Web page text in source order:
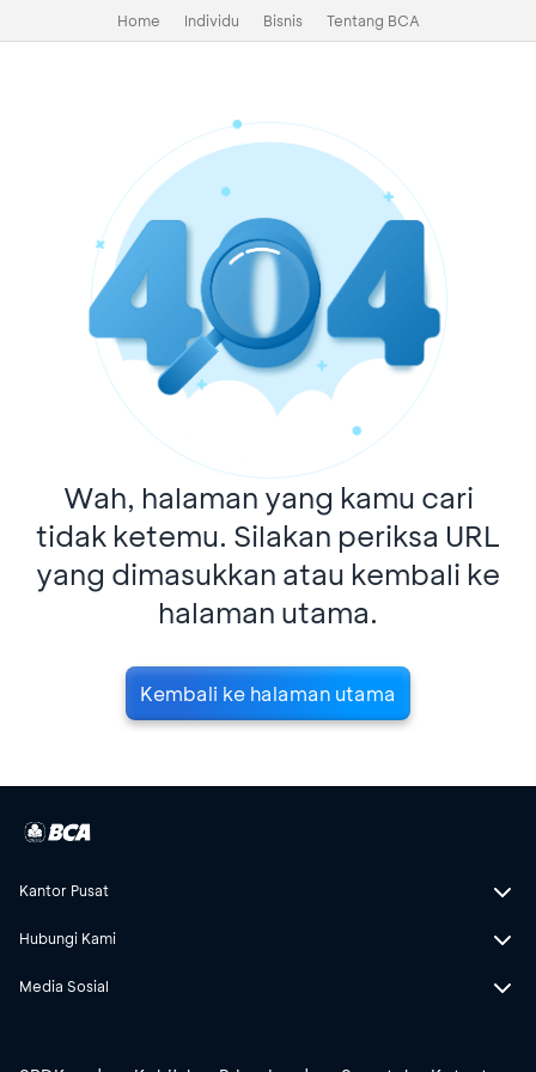
Home Individu Bisnis Tentang BCA
Wah, halaman yang kamu cari
tidak ketemu. Silakan periksa URL
yang dimasukkan atau kembali ke
halaman utama.
Kembali ke halaman utama
Kantor Pusat
Hubungi Kami
Media Sosial